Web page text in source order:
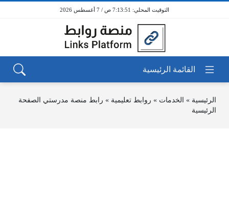
7:13:51 ص / 7 أغسطس 2026
الرئيسية » الخدمات » روابط تعليمية » رابط منصة مدرستي الصفحة
الرئيسية